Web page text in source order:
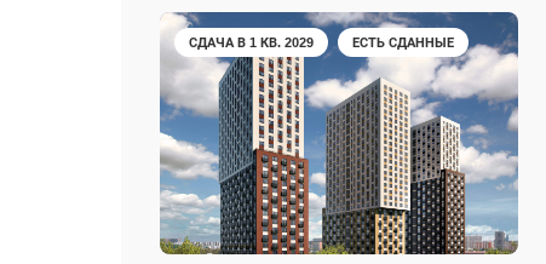
СДАЧА В 1 КВ. 2029 ЕСТЬ СДАННЫЕ